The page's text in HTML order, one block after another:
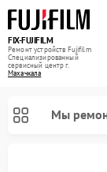
FIX-FUJIFILM
Ремонт устройств Fujifilm
Специализированный
cервисный центр г.
Махачкала
Мы